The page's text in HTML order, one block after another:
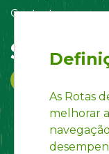
Contacte-nos
Siga-
As Rotas
melhorar